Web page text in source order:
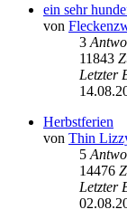
ein sehr
von
3
11843
Letzter
Herbstferien
von Thin
5
14476
Letzter